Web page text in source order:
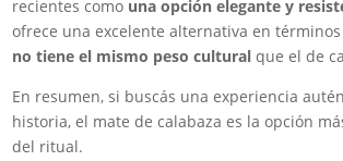
recientes como una opción elegante y
ofrece una excelente alternativa en
no tiene el mismo peso cultural que el de
En resumen, si buscás una experiencia
historia, el mate de calabaza es la opción
del ritual.